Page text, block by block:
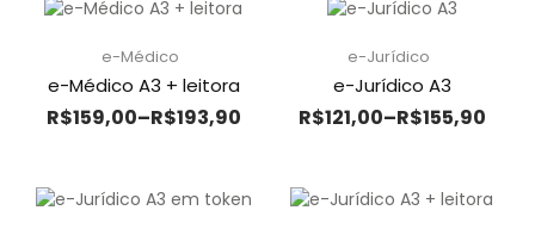
e-Médico
e-Médico A3 + leitora
R$159,00–R$193,90
e-Jurídico
e-Jurídico A3
R$121,00–R$155,90